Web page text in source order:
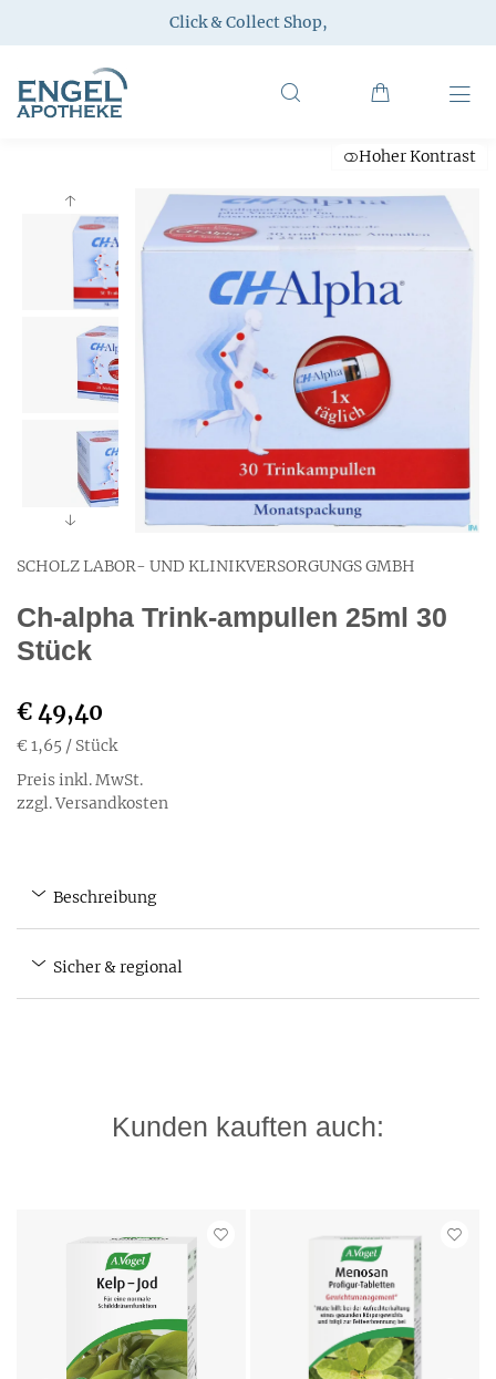
Click & Collect Shop,
Hoher Kontrast
SCHOLZ LABOR- UND KLINIKVERSORGUNGS GMBH
Ch-alpha Trink-ampullen 25ml 30
Stück
€ 49,40
€ 1,65 / Stück
Preis inkl. MwSt.
zzgl. Versandkosten
Beschreibung
Sicher & regional
Kunden kauften auch: